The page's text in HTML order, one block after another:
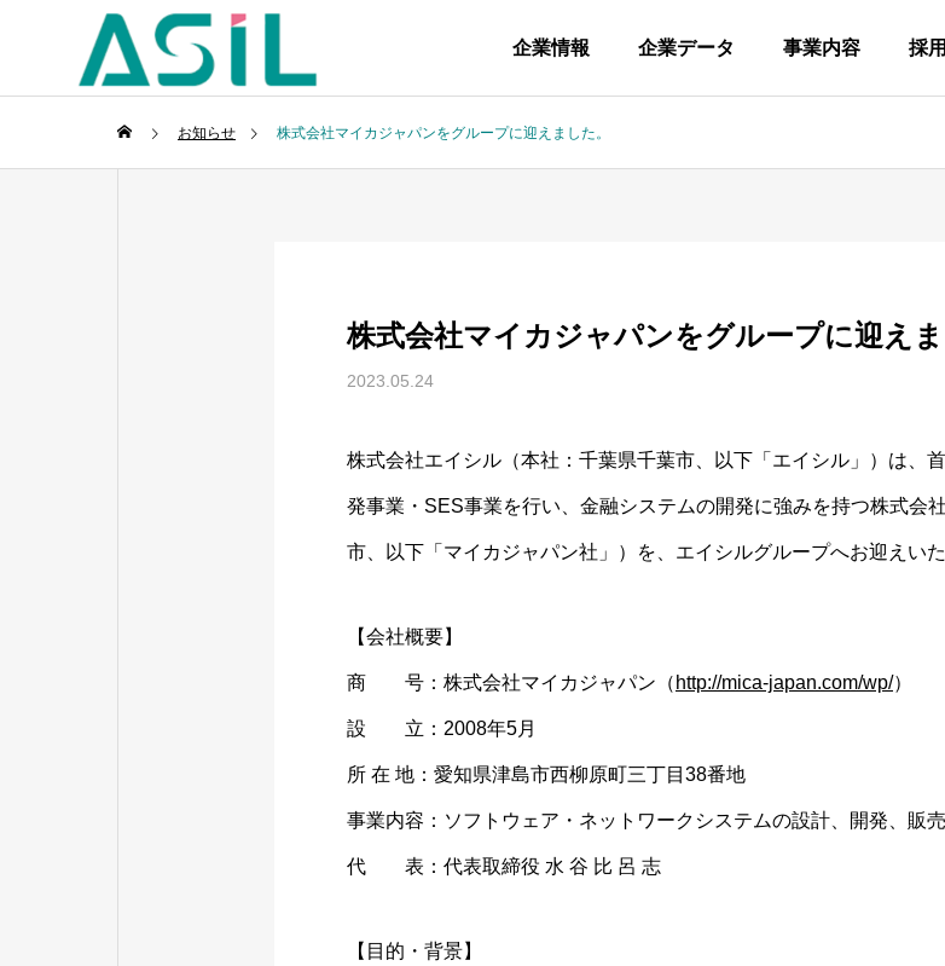
企業情報 企業データ 事業内容 採
お知らせ 株式会社マイカジャパンをグループに迎えました。
株式会社マイカジャパンをグループに迎えま
2023.05.24
株式会社エイシル（本社：千葉県千葉市、以下「エイシル」）は、
発事業・SES事業を行い、金融システムの開発に強みを持つ株式会
市、以下「マイカジャパン社」）を、エイシルグループへお迎えいた
【会社概要】
商 号：株式会社マイカジャパン（ http://mica-japan.com/wp/）
設 立：2008年5月
所 在 地：愛知県津島市西柳原町三丁目38番地
事業内容：ソフトウェア・ネットワークシステムの設計、開発、販
代 表：代表取締役 水 谷 比 呂 志
【目的・背景】